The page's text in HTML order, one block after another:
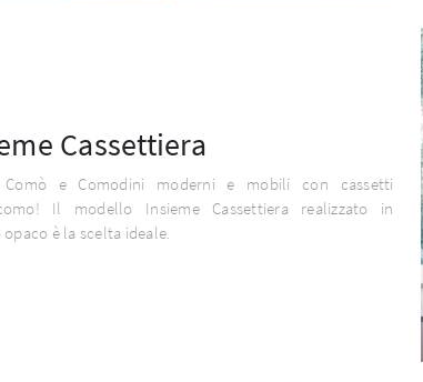
Cassettiera
Comò e Comodini moderni e mobili con cassetti
Il modello Insieme Cassettiera realizzato in
è la scelta ideale.